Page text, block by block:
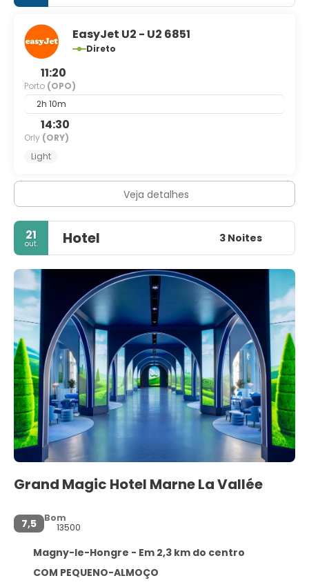
EasyJet U2 - U2 6851
Direto
11:20
Porto (OPO)
2h 10m
14:30
Orly (ORY)
Light
Veja detalhes
21
out. Hotel 3 Noites
Grand Magic Hotel Marne La Vallée
7,5
Bom
13500
Magny-le-Hongre - Em 2,3 km do centro
COM PEQUENO-ALMOÇO